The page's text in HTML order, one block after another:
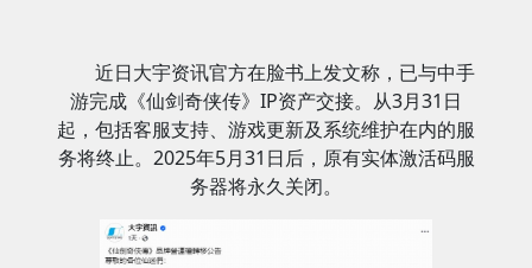
近日大宇资讯官方在脸书上发文称，已与中手
游完成《仙剑奇侠传》IP资产交接。从3月31日
起，包括客服支持、游戏更新及系统维护在内的服
务将终止。2025年5月31日后，原有实体激活码服
务器将永久关闭。